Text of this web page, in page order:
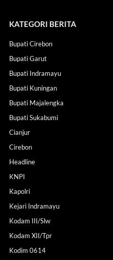
KATEGORI BERITA
Bupati Cirebon
Bupati Garut
Bupati Indramayu
Bupati Kuningan
Bupati Majalengka
Bupati Sukabumi
Cianjur
Cirebon
Headline
KNPI
Kapolri
Kejari Indramayu
Kodam III/Slw
Kodam XII/Tpr
Kodim 0614